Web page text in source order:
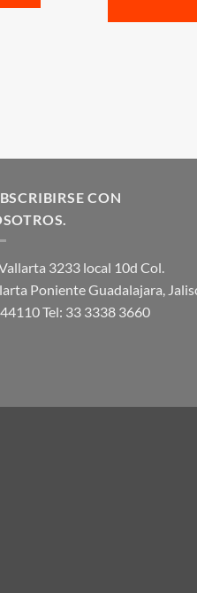
CON
3233 local 10d Col.
Poniente Guadalajara,
Tel: 33 3338 3660